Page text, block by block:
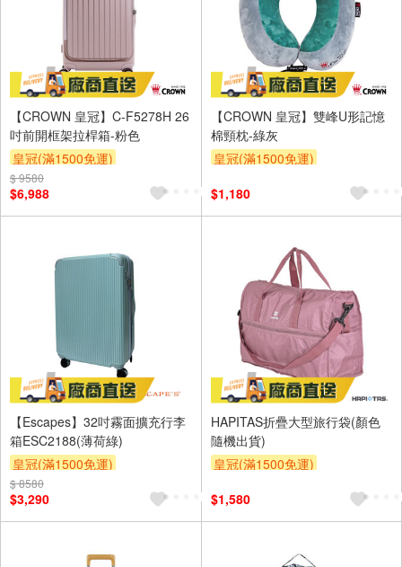
【CROWN 皇冠】C-F5278H 26
吋前開框架拉桿箱-粉色
皇冠(滿1500免運)
$ 9580
$6,988
【CROWN 皇冠】雙峰U形記憶
棉頸枕-綠灰
皇冠(滿1500免運)
$1,180
【Escapes】32吋霧面擴充行李
箱ESC2188(薄荷綠)
皇冠(滿1500免運)
$ 8580
$3,290
HAPITAS折疊大型旅行袋(顏色
隨機出貨)
皇冠(滿1500免運)
$1,580